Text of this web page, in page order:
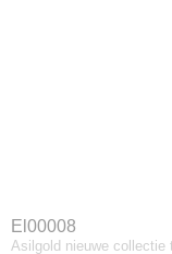
El00008
Asilgold nieuwe collectie